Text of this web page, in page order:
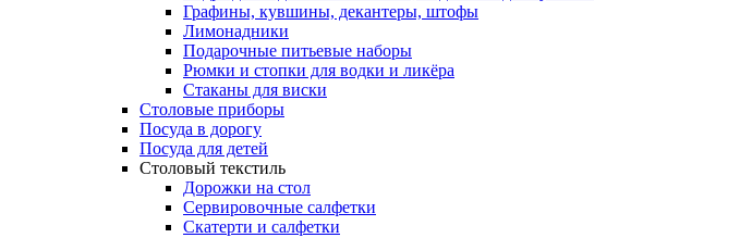
Графины, кувшины, декантеры, штофы
Лимонадники
Подарочные питьевые наборы
Рюмки и стопки для водки и ликёра
Стаканы для виски
Столовые приборы
Посуда в дорогу
Посуда для детей
Столовый текстиль
Дорожки на стол
Сервировочные салфетки
Скатерти и салфетки